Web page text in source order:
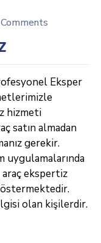
Eksper
hizmeti
satın almadan
gerekir.
uygulamalarında
araç ekspertiz
olan kişilerdir.